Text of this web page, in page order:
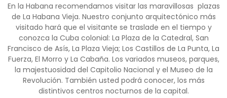
En la Habana recomendamos visitar las maravillosas plazas
de La Habana Vieja. Nuestro conjunto arquitectónico más
visitado hará que el visitante se traslade en el tiempo y
conozca la Cuba colonial: La Plaza de la Catedral, San
Francisco de Asís, La Plaza Vieja; Los Castillos de La Punta, La
Fuerza, El Morro y La Cabaña. Los variados museos, parques,
la majestuosidad del Capitolio Nacional y el Museo de la
Revolución. También usted podrá conocer, los más
distintivos centros nocturnos de la capital.